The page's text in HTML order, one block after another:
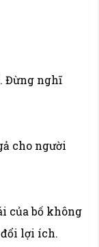
Đừng nghĩ
cho người
của bố không
lợi ích.